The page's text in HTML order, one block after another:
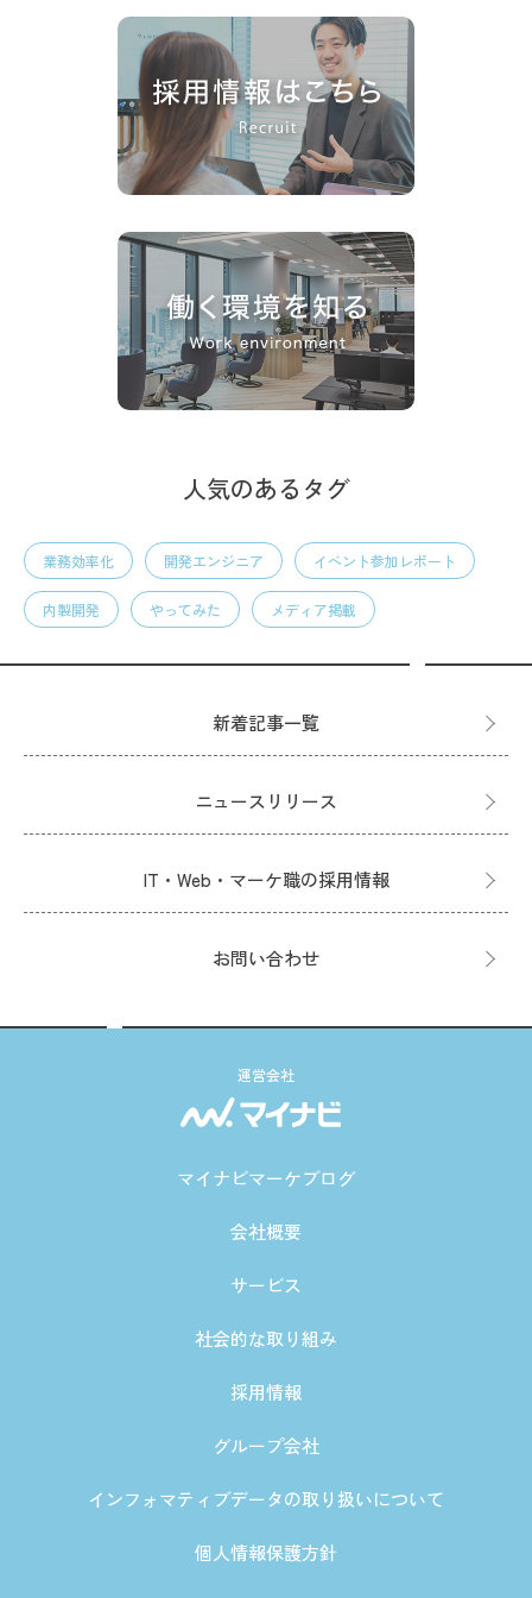
人気のあるタグ
業務効率化 開発エンジニア イベント参加レポート
内製開発 やってみた メディア掲載
新着記事一覧
ニュースリリース
IT・Web・マーケ職の採用情報
お問い合わせ
運営会社
マイナビマーケブログ
会社概要
サービス
社会的な取り組み
採用情報
グループ会社
インフォマティブデータの取り扱いについて
個人情報保護方針